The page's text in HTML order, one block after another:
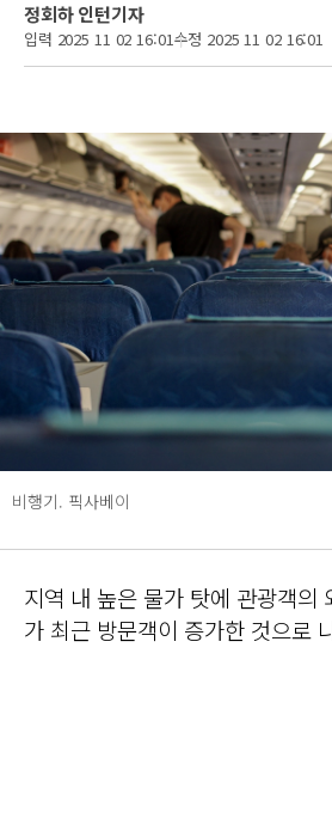
정회하 인턴기자
입력 2025 11 02 16:01수정 2025 11 02 16:01
비행기. 픽사베이
지역 내 높은 물가 탓에 관광객의
가 최근 방문객이 증가한 것으로